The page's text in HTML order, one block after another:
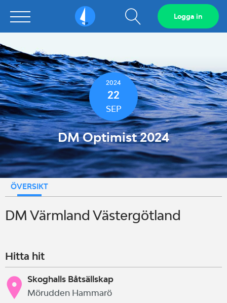
Sailarena Visa
sökfält
Logga in
2024
22
SEP
DM Optimist 2024
ÖVERSIKT
DM Värmland Västergötland
Hitta hit
Skoghalls Båtsällskap
Mörudden Hammarö